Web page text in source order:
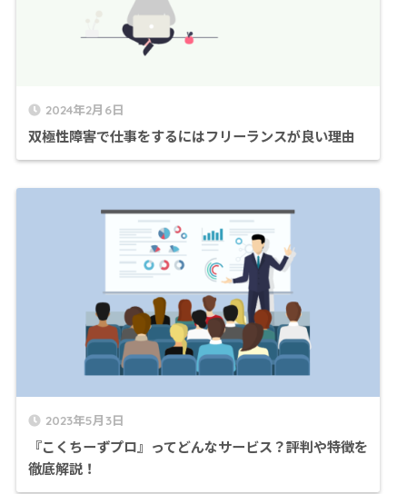
2024年2月6日
双極性障害で仕事をするにはフリーランスが良い理由
2023年5月3日
『こくちーずプロ』ってどんなサービス？評判や特徴を
徹底解説！